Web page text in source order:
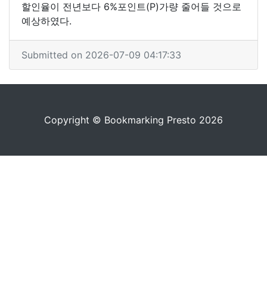
할인율이 전년보다 6%포인트(P)가량 줄어들 것으로
예상하였다.
Submitted on 2026-07-09 04:17:33
Copyright © Bookmarking Presto 2026